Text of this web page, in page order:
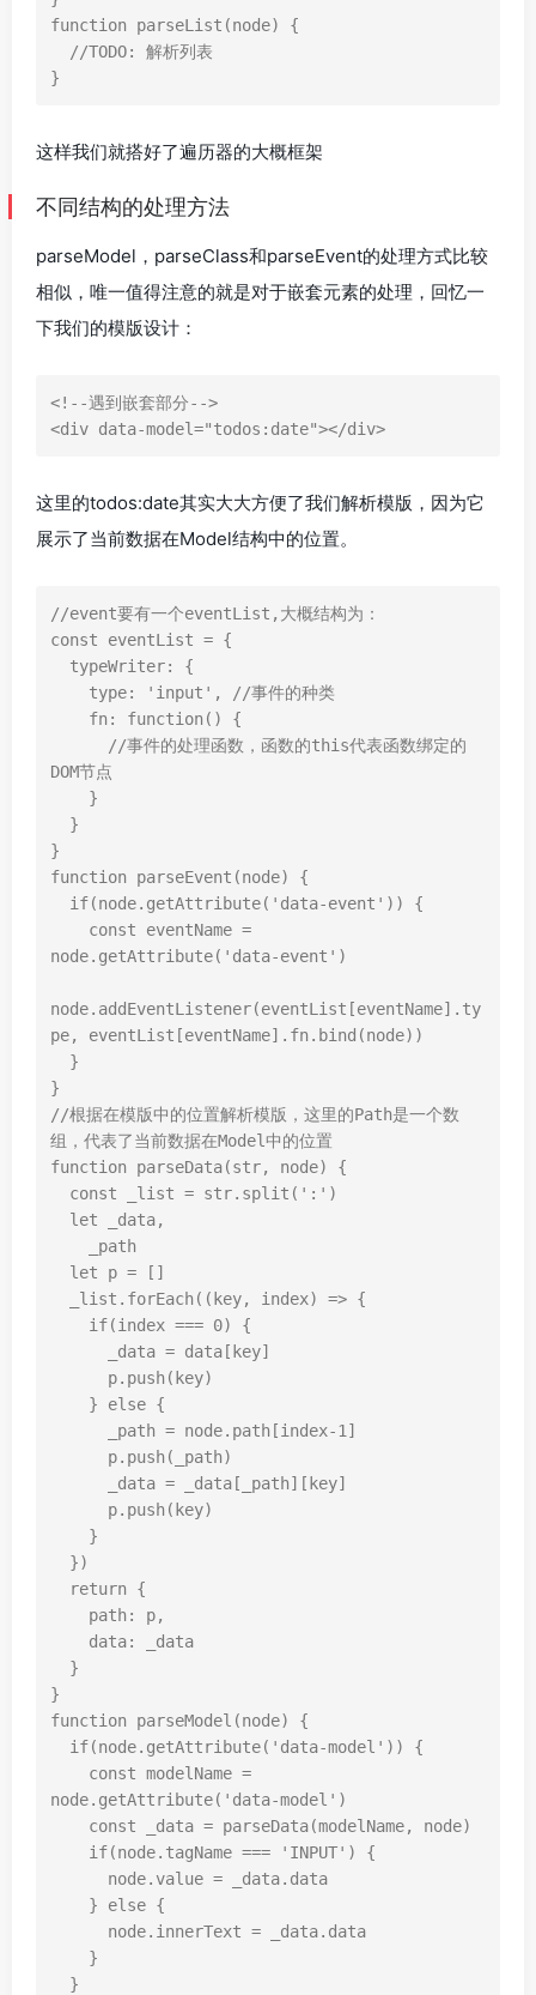
function parseList (node)
{
//TODO: 解析列表
}
这样我们就搭好了遍历器的大概框架
不同结构的处理方法
parseModel，parseClass和parseEvent的处理方式比较
相似，唯一值得注意的就是对于嵌套元素的处理，回忆一
下我们的模版设计：
<!--遇到嵌套部分-->
<div data-model="todos:date"></div>
这里的todos:date其实大大方便了我们解析模版，因为它
展示了当前数据在Model结构中的位置。
//event要有一个eventList,大概结构为：
const
eventList = {
typeWriter:
{
type: 'input' ,
//事件的种类
fn: function()
{
//事件的处理函数，函数的this代表函数绑定的
DOM节点
}
}
}
function parseEvent (node)
{
if(node. getAttribute( 'data-event' ))
{
const
eventName =
node. getAttribute( 'data-event' )
node. addEventListener(eventList [eventName]. ty
pe, eventList [eventName]. fn. bind (node))
}
}
//根据在模版中的位置解析模版，这里的Path是一个数
组，代表了当前数据在Model中的位置
function parseData(str, node)
{
const
_list = str. split ( ':' )
let
_data,
_path
let
p =
[]
_list . forEach(( key, index) => {
if(index === 0)
{
_data = data [ key]
p. push( key)
}
else {
_path = node. path [index-1 ]
p. push( _path)
_data = _data [ _path][ key]
p. push( key)
}
})
return {
path: p,
data:
_data
}
}
function parseModel (node)
{
if(node. getAttribute( 'data-model' ))
{
const modelName =
node. getAttribute( 'data-model' )
const
_data = parseData(modelName, node)
if(node. tagName === 'INPUT' )
{
node. value = _data. data
}
else {
node. innerText = _data. data
}
}